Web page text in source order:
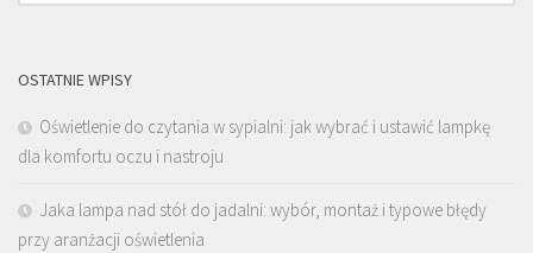
OSTATNIE WPISY
Oświetlenie do czytania w sypialni: jak wybrać i ustawić lampkę
dla komfortu oczu i nastroju
Jaka lampa nad stół do jadalni: wybór, montaż i typowe błędy
przy aranżacji oświetlenia